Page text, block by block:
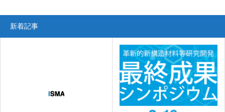
新着記事